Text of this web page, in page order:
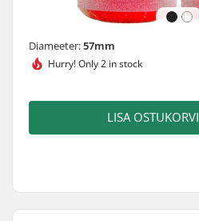
Diameeter:57mm
Hurry!Only 2 in stock
LISA OSTUKORVI